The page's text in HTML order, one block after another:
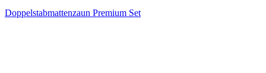
Doppelstabmattenzaun Premium Set